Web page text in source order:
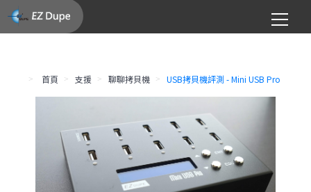
首頁 支援 聊聊拷貝機 USB拷貝機評測 - Mini USB Pro